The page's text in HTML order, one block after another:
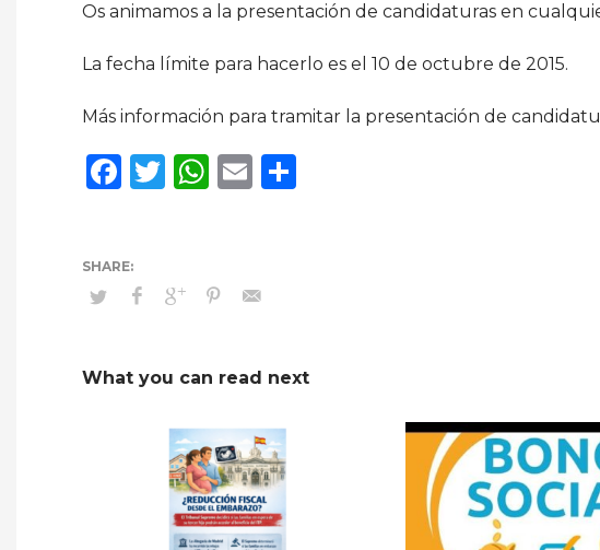
Os animamos a la presentación de candidaturas en
La fecha límite para hacerlo es el 10 de octubre de 2015.
Más información para tramitar la presentación de
Facebook
Twitter
WhatsApp
Email
What you can read next